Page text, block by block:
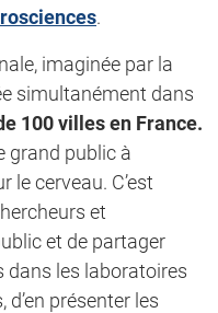
.
imaginée par la
simultanément dans
100 villes en France.
grand public à
le cerveau. C’est
et
et de partager
dans les laboratoires
présenter les